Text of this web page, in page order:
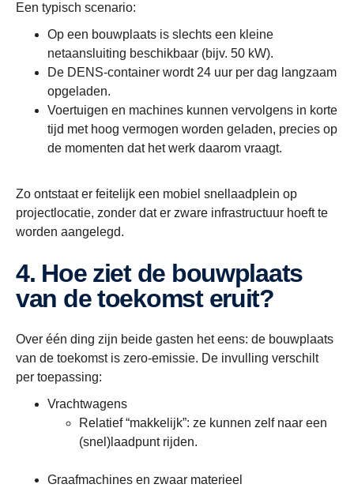
Een typisch scenario:
Op een bouwplaats is slechts een kleine
netaansluiting beschikbaar (bijv. 50 kW).
De DENS-container wordt 24 uur per dag langzaam
opgeladen.
Voertuigen en machines kunnen vervolgens in korte
tijd met hoog vermogen worden geladen, precies op
de momenten dat het werk daarom vraagt.
Zo ontstaat er feitelijk een mobiel snellaadplein op
projectlocatie, zonder dat er zware infrastructuur hoeft te
worden aangelegd.
4. Hoe ziet de bouwplaats
van de toekomst eruit?
Over één ding zijn beide gasten het eens: de bouwplaats
van de toekomst is zero-emissie. De invulling verschilt
per toepassing:
Vrachtwagens
Relatief “makkelijk”: ze kunnen zelf naar een
(snel)laadpunt rijden.
Graafmachines en zwaar materieel